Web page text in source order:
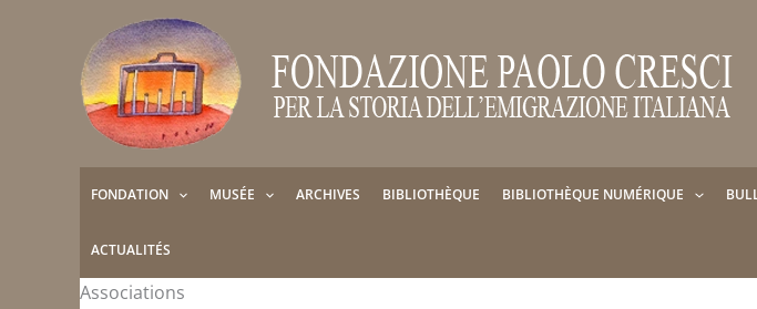
FONDATION MUSÉE ARCHIVES BIBLIOTHÈQUE BIBLIOTHÈQUE NUMÉRIQUE
ACTUALITÉS
Associations